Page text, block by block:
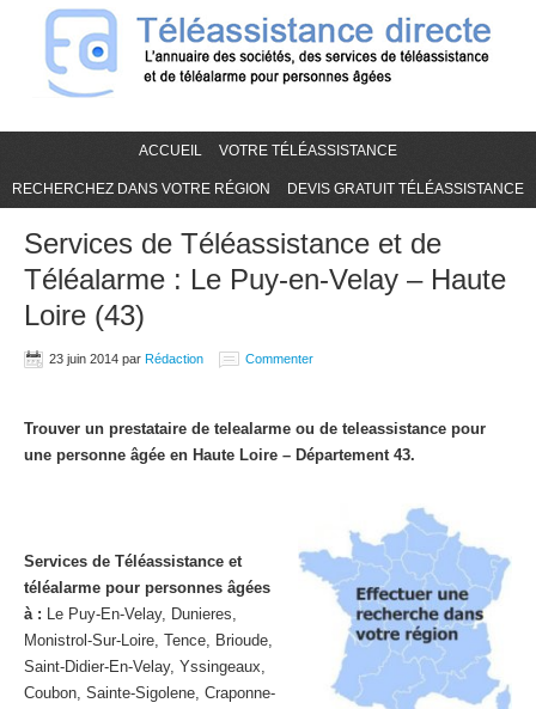
ACCUEIL VOTRE TÉLÉASSISTANCE
RECHERCHEZ DANS VOTRE RÉGION DEVIS GRATUIT TÉLÉASSISTANCE
Services de Téléassistance et de
Téléalarme : Le Puy-en-Velay – Haute
Loire (43)
23 juin 2014 par Rédaction Commenter
Trouver un prestataire de telealarme ou de teleassistance pour
une personne âgée en Haute Loire – Département 43.
Services de Téléassistance et
téléalarme pour personnes âgées
à : Le Puy-En-Velay, Dunieres,
Monistrol-Sur-Loire, Tence, Brioude,
Saint-Didier-En-Velay, Yssingeaux,
Coubon, Sainte-Sigolene, Craponne-